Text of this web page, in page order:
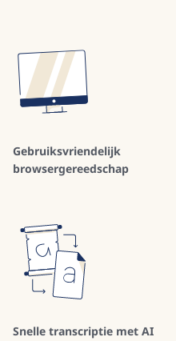
Gebruiksvriendelijk
browsergereedschap
Snelle transcriptie met AI